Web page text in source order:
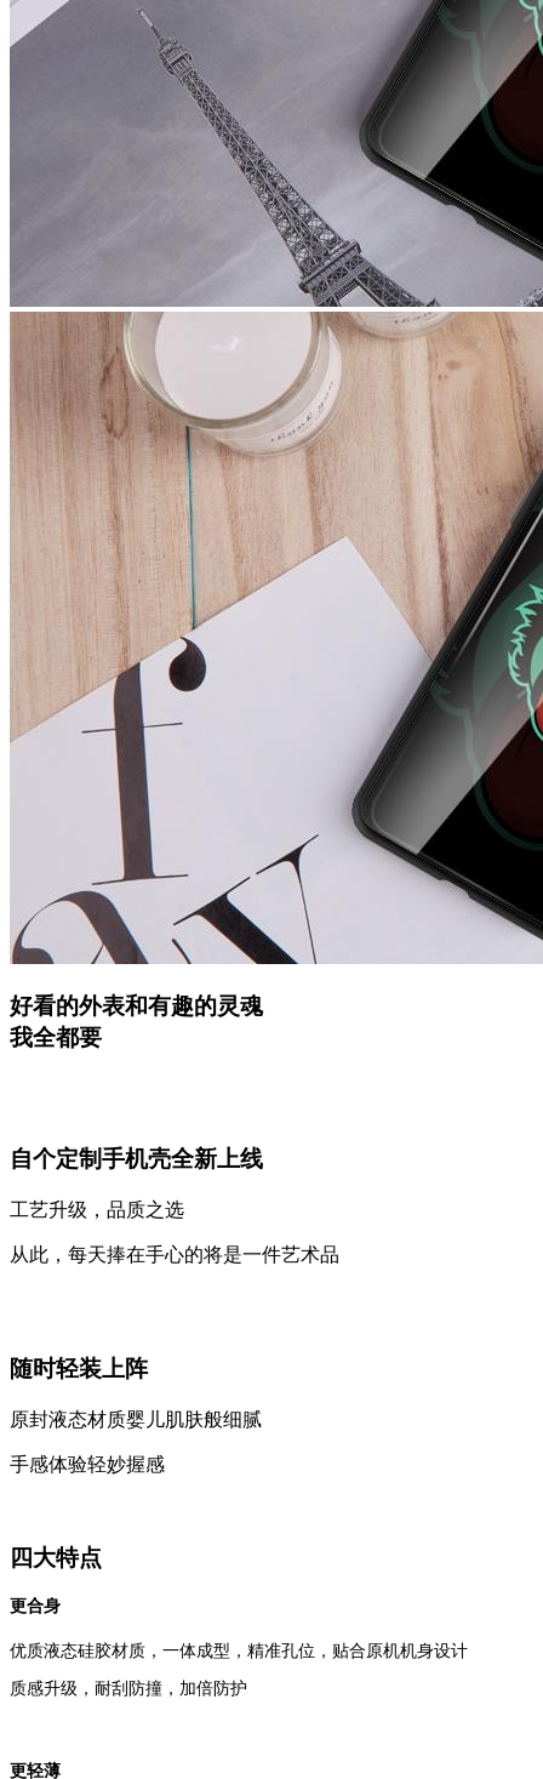
好看的外表和有趣的灵魂
我全都要
自个定制手机壳全新上线
工艺升级，品质之选
从此，每天捧在手心的将是一件艺术品
随时轻装上阵
原封液态材质婴儿肌肤般细腻
手感体验轻妙握感
四大特点